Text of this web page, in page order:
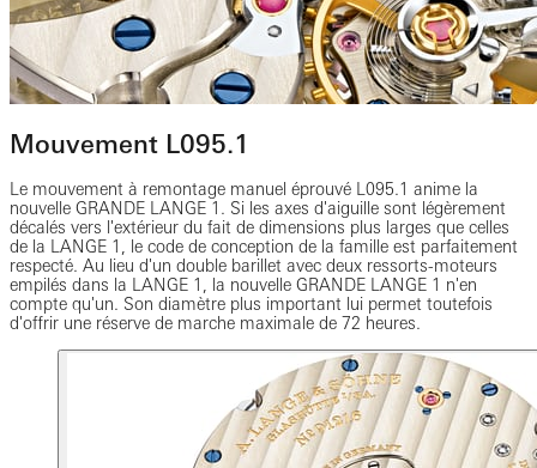
Mouvement L095.1
Le mouvement à remontage manuel éprouvé L095.1 anime la
nouvelle GRANDE LANGE 1. Si les axes d'aiguille sont légèrement
décalés vers l'extérieur du fait de dimensions plus larges que celles
de la LANGE 1, le code de conception de la famille est parfaitement
respecté. Au lieu d'un double barillet avec deux ressorts-moteurs
empilés dans la LANGE 1, la nouvelle GRANDE LANGE 1 n'en
compte qu'un. Son diamètre plus important lui permet toutefois
d'offrir une réserve de marche maximale de 72 heures.